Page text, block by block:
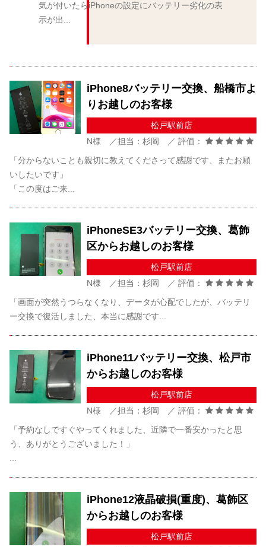
気が付いたらiPhoneの設定にバッテリー劣化の表
示が出...
iPhone8バッテリー交換、船橋市よ
りお越しのお客様
松戸駅前店
N様 ／担当：杉岡 ／ 評価：
「分からないことも親切に教えてくださって感謝です、またお願
いしたいです」
「この度はご来...
iPhoneSE3バッテリー交換、葛飾
区からお越しのお客様
松戸駅前店
N様 ／担当：杉岡 ／ 評価：
「画面が突然うつらなくなり、データが心配でしたが、バッテリ
ー交換で復活しました、本当に感謝です...
iPhone11バッテリー交換、松戸市
からお越しのお客様
松戸駅前店
N様 ／担当：杉岡 ／ 評価：
「予約なしですぐやってくれました、近隣で一番安かったと思
う、ありがとうございました！」
iPhone12液晶破損(重度)、葛飾区
からお越しのお客様
松戸駅前店